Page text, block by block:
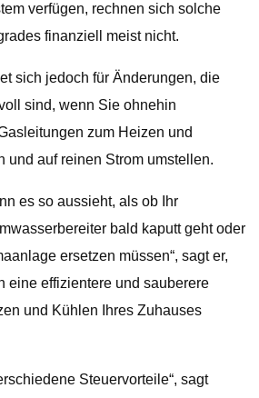
verfügen, rechnen sich solche
finanziell meist nicht.
sich jedoch für Änderungen, die
sind, wenn Sie ohnehin
zum Heizen und
und auf reinen Strom umstellen.
es so aussieht, als ob Ihr
bald kaputt geht oder
ersetzen müssen“, sagt er,
eine effizientere und sauberere
und Kühlen Ihres Zuhauses
Steuervorteile“, sagt